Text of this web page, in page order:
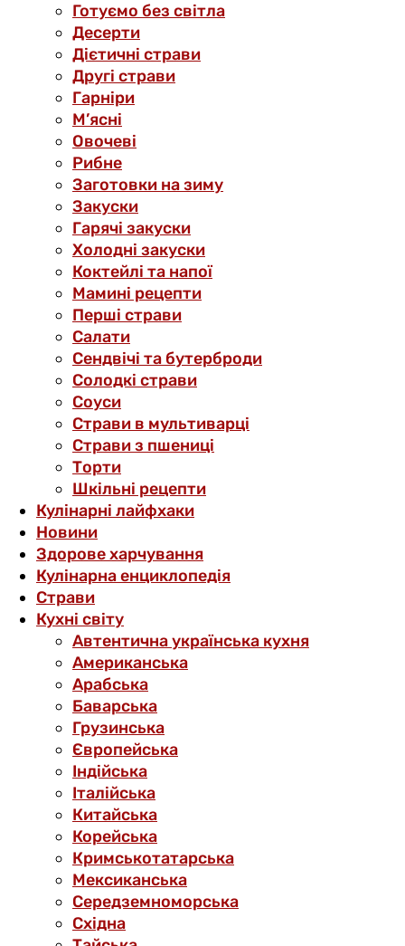
Готуємо без світла
Десерти
Дієтичні страви
Другі страви
Гарніри
М’ясні
Овочеві
Рибне
Заготовки на зиму
Закуски
Гарячі закуски
Холодні закуски
Коктейлі та напої
Мамині рецепти
Перші страви
Салати
Сендвічі та бутерброди
Солодкі страви
Соуси
Страви в мультиварці
Страви з пшениці
Торти
Шкільні рецепти
Кулінарні лайфхаки
Новини
Здорове харчування
Кулінарна енциклопедія
Страви
Кухні світу
Автентична українська кухня
Американська
Арабська
Баварська
Грузинська
Європейська
Індійська
Італійська
Китайська
Корейська
Кримськотатарська
Мексиканська
Середземноморська
Східна